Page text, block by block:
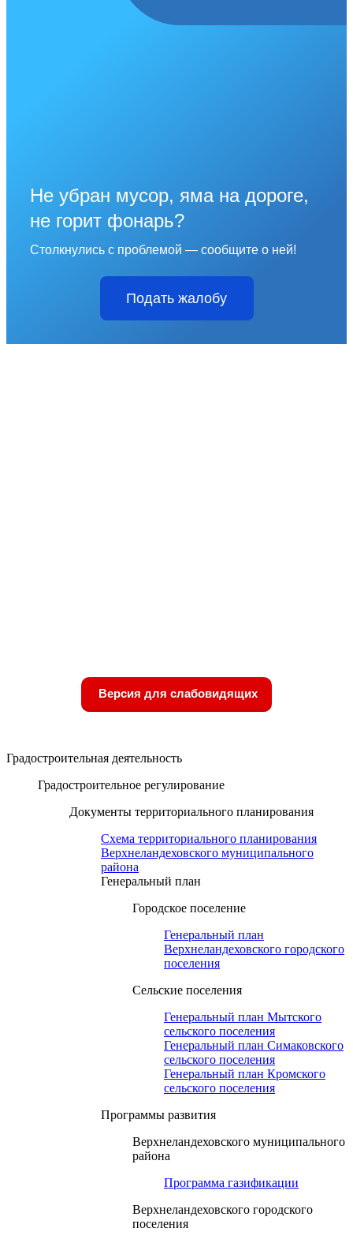
Не убран мусор, яма на дороге,
не горит фонарь?
Столкнулись с проблемой — сообщите о ней!
Подать жалобу
Версия для слабовидящих
Градостроительная деятельность
Градостроительное регулирование
Документы территориального планирования
Схема территориального планирования
Верхнеландеховского муниципального
района
Генеральный план
Городское поселение
Генеральный план
Верхнеландеховского городского
поселения
Сельские поселения
Генеральный план Мытского
сельского поселения
Генеральный план Симаковского
сельского поселения
Генеральный план Кромского
сельского поселения
Программы развития
Верхнеландеховского муниципального
района
Программа газификации
Верхнеландеховского городского
поселения